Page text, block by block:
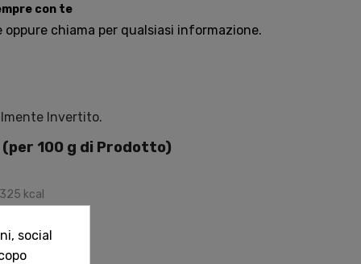
con te
chiama per qualsiasi informazione.
Invertito.
(per 100 g di Prodotto)
kcal
social